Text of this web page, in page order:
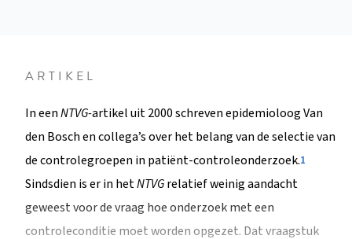
ARTIKEL
In eenNTVG-artikel uit 2000 schreven epidemioloog Van
den Bosch en collega’s over het belang van de selectie van
de controlegroepen in patiënt-controleonderzoek.1
Sindsdien is er in hetNTVGrelatief weinig aandacht
geweest voor de vraag hoe onderzoek met een
controleconditie moet worden opgezet. Dat vraagstuk